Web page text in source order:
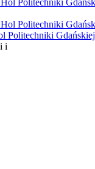
Politechniki Gdańskiej
i